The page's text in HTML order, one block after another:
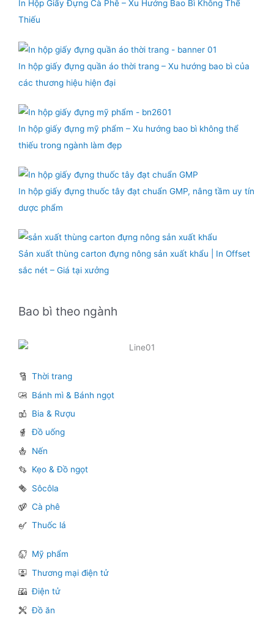
In Hộp Giấy Đựng Cà Phê – Xu Hướng Bao Bì Không Thể
Thiếu
In hộp giấy đựng quần áo thời trang – Xu hướng bao bì của
các thương hiệu hiện đại
In hộp giấy đựng mỹ phẩm – Xu hướng bao bì không thể
thiếu trong ngành làm đẹp
In hộp giấy đựng thuốc tây đạt chuẩn GMP, nâng tầm uy tín
dược phẩm
Sản xuất thùng carton đựng nông sản xuất khẩu | In Offset
sắc nét – Giá tại xưởng
Bao bì theo ngành
Thời trang
Bánh mì & Bánh ngọt
Bia & Rượu
Đồ uống
Nến
Kẹo & Đồ ngọt
Sôcôla
Cà phê
Thuốc lá
Mỹ phẩm
Thương mại điện tử
Điện tử
Đồ ăn